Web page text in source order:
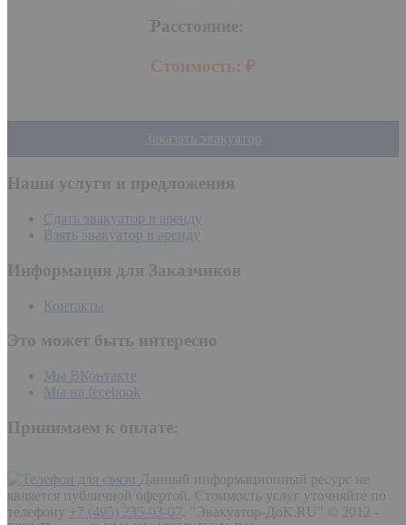
Расстояние:
Стоимость: ₽
Заказать эвакуатор
Наши услуги и предложения
Сдать эвакуатор в аренду
Взять эвакуатор в аренду
Информация для Заказчиков
Контакты
Это может быть интересно
Мы ВКонтакте
Мы на fecebook
Принимаем к оплате:
Данный информационный ресурс не
является публичной офертой. Стоимость услуг уточняйте по
телефону
+7 (495) 235-03-07 "Эвакуатор-ДоК.RU" © 2012 -